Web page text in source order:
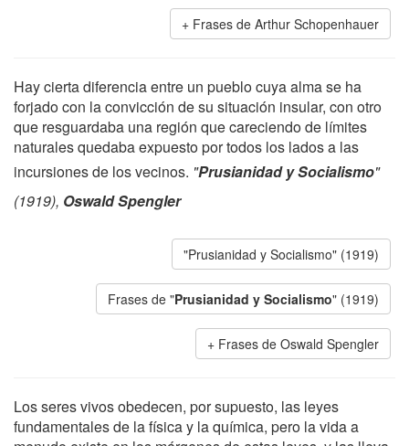
Frases de Arthur Schopenhauer
Hay cierta diferencia entre un pueblo cuya alma se ha
forjado con la convicción de su situación insular, con otro
que resguardaba una región que careciendo de límites
naturales quedaba expuesto por todos los lados a las
incursiones de los vecinos. "Prusianidad y Socialismo"
(1919), Oswald Spengler
"Prusianidad y Socialismo" (1919)
Frases de "Prusianidad y Socialismo" (1919)
Frases de Oswald Spengler
Los seres vivos obedecen, por supuesto, las leyes
fundamentales de la física y la química, pero la vida a